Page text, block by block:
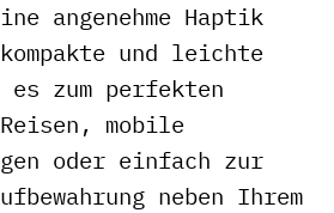
angenehme Haptik
und leichte
es zum perfekten
mobile
oder einfach zur
neben Ihrem